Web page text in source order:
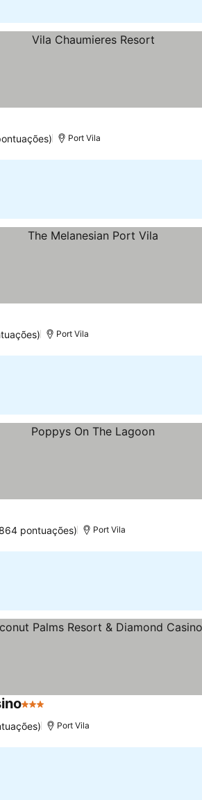
Port Vila
Port Vila
pontuações) Port Vila
3 Estrelas
Port Vila